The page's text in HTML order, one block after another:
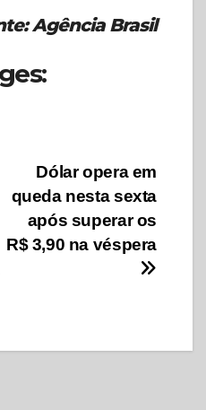
Agência Brasil
Dólar opera em
queda nesta sexta
após superar os
R$ 3,90 na véspera